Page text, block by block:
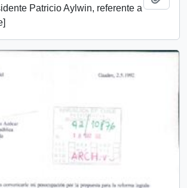
Patricio Aylwin, referente a